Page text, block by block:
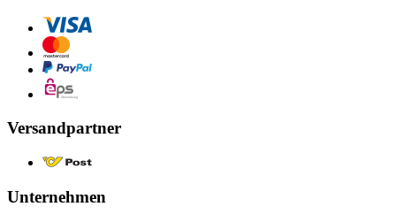
Versandpartner
Unternehmen